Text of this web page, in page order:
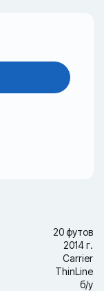
20 футов
2014 г.
Carrier
ThinLine
б/у